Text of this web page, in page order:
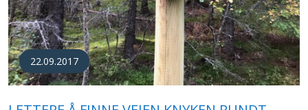
22.09.2017